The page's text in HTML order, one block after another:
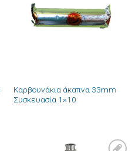
επιθυμιών
Καρβουνάκια άκαπνα 33mm
Συσκευασία 1×10